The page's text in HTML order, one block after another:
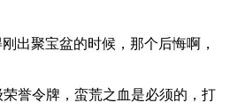
出聚宝盆的时候，那个后悔啊，
誉令牌，蛮荒之血是必须的，打